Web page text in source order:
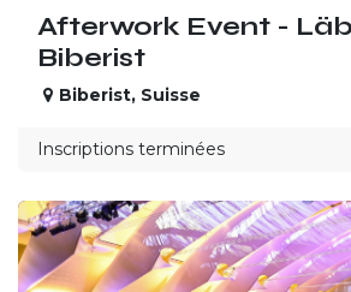
Afterwork Event -
Biberist
Biberist, Suisse
Inscriptions terminées